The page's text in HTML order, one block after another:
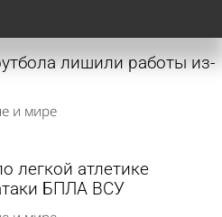
лишили работы из-
и мире
легкой атлетике
БПЛА ВСУ